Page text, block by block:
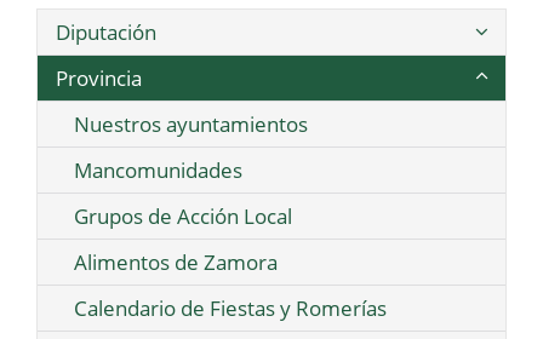
Diputación
Provincia
Nuestros ayuntamientos
Mancomunidades
Grupos de Acción Local
Alimentos de Zamora
Calendario de Fiestas y Romerías